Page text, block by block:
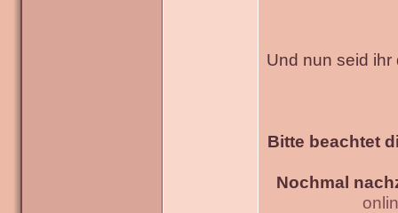
Und nun seid
Bitte beachtet
Nochmal